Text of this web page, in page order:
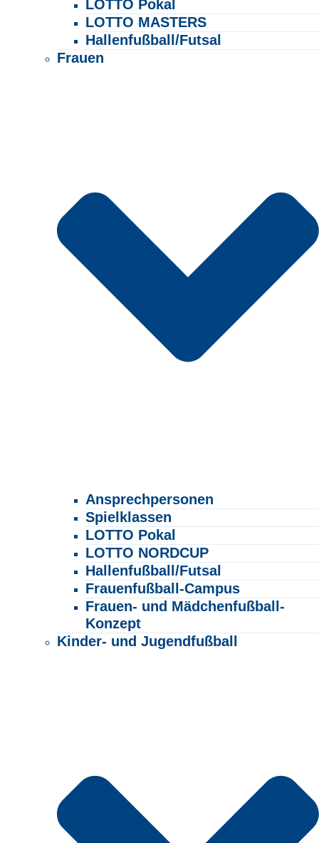
LOTTO Pokal
LOTTO MASTERS
Hallenfußball/Futsal
Frauen
Ansprechpersonen
Spielklassen
LOTTO Pokal
LOTTO NORDCUP
Hallenfußball/Futsal
Frauenfußball-Campus
Frauen- und Mädchenfußball-
Konzept
Kinder- und Jugendfußball